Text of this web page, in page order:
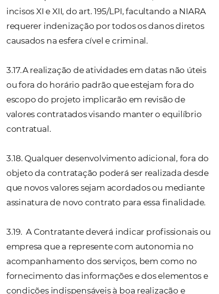
expressa, contendo a descrição do escopo
projeto, condições comerciais,
contratadas e entregas esperadas, etc.
identificar quais são as necessidades e
concordância das Partes com as condições
apresentadas, encontrando-se
requisitos previstos no presente Contrato, o
indicação de quem conduzirá o projeto
da CONTRATANTE.
da Niara é parte deste Contrato, pelo que, a
sendo que também a NIARA não irá efetuar
qualquer desenvolvimento, ajuste ou
software do Contratante.